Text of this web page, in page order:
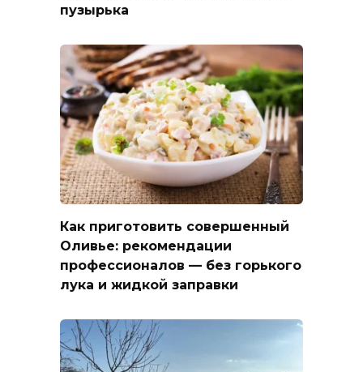
пузырька
Как приготовить совершенный
Оливье: рекомендации
профессионалов — без горького
лука и жидкой заправки